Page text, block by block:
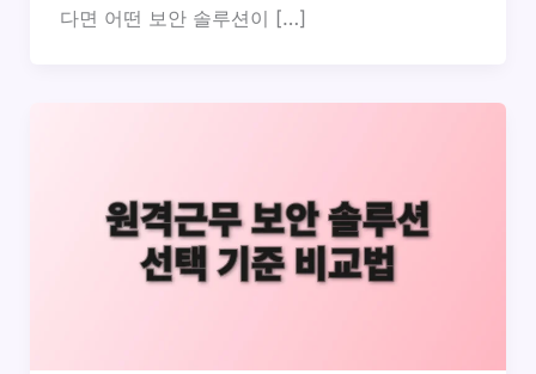
다면 어떤 보안 솔루션이 […]